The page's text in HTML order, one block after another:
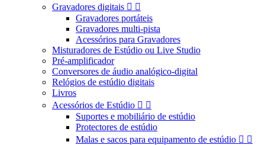
Gravadores digitais  
Gravadores portáteis
Gravadores multi-pista
Acessórios para Gravadores
Misturadores de Estúdio ou Live Studio
Pré-amplificador
Conversores de áudio analógico-digital
Relógios de estúdio digitais
Livros
Acessórios de Estúdio  
Suportes e mobiliário de estúdio
Protectores de estúdio
Malas e sacos para equipamento de estúdio  